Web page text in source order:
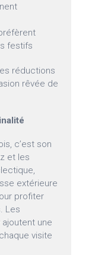
festifs
réductions
rêvée de
c’est son
et les
extérieure
profiter
Les
une
visite